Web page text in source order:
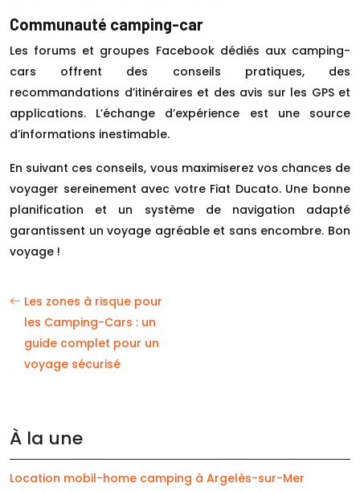
Communauté camping-car
Les forums et groupes Facebook dédiés aux camping-
cars offrent des conseils pratiques, des
recommandations d’itinéraires et des avis sur les GPS et
applications. L’échange d’expérience est une source
d’informations inestimable.
En suivant ces conseils, vous maximiserez vos chances de
voyager sereinement avec votre Fiat Ducato. Une bonne
planification et un système de navigation adapté
garantissent un voyage agréable et sans encombre. Bon
voyage !
Les zones à risque pour
les Camping-Cars : un
guide complet pour un
voyage sécurisé
À la une
Location mobil-home camping à Argelès-sur-Mer